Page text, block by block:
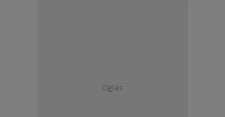
Oglas